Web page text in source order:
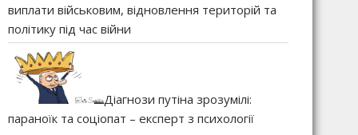
виплати військовим, відновлення територій та
політику під час війни
Діагнози путіна зрозумілі:
параноїк та соціопат – експерт з психології